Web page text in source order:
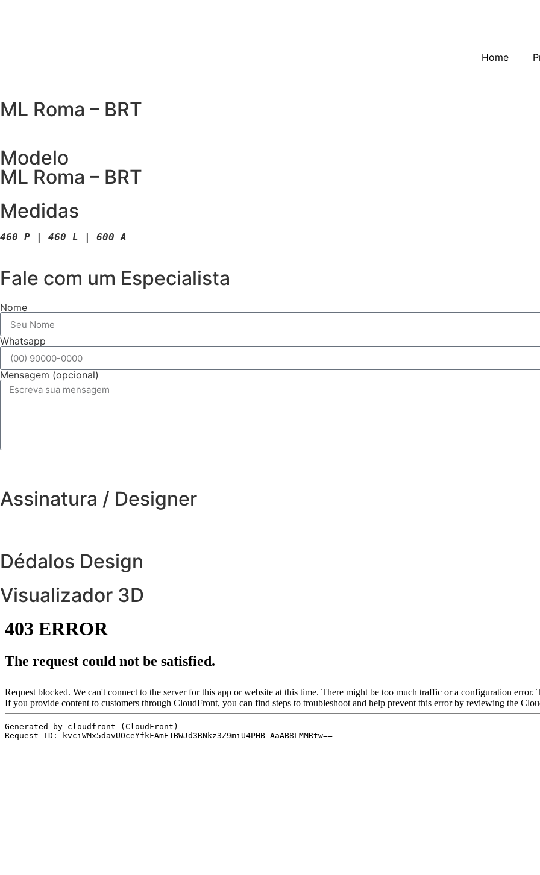
Home
ML Roma – BRT
Modelo
ML Roma – BRT
Medidas
460 P | 460 L | 600 A
Fale com um Especialista
Nome
Whatsapp
Mensagem (opcional)
Assinatura / Designer
Dédalos Design
Visualizador 3D